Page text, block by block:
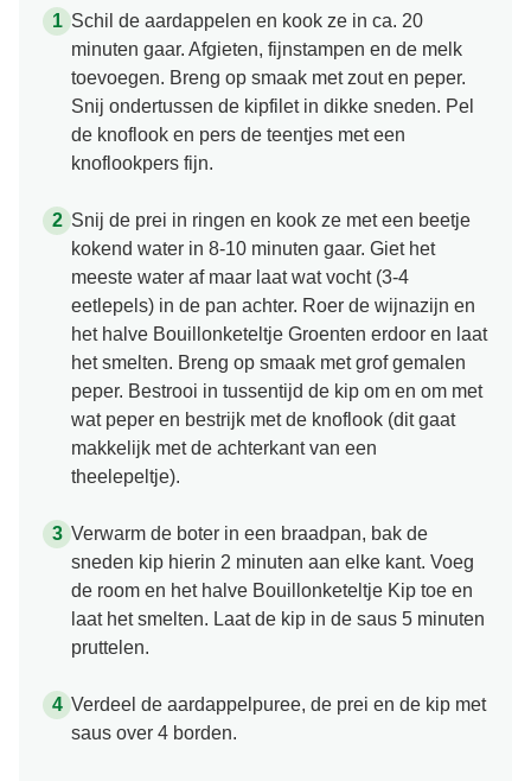
Schil de aardappelen en kook ze in ca. 20
minuten gaar. Afgieten, fijnstampen en de melk
toevoegen. Breng op smaak met zout en peper.
Snij ondertussen de kipfilet in dikke sneden. Pel
de knoflook en pers de teentjes met een
knoflookpers fijn.
Snij de prei in ringen en kook ze met een beetje
kokend water in 8-10 minuten gaar. Giet het
meeste water af maar laat wat vocht (3-4
eetlepels) in de pan achter. Roer de wijnazijn en
het halve Bouillonketeltje Groenten erdoor en laat
het smelten. Breng op smaak met grof gemalen
peper. Bestrooi in tussentijd de kip om en om met
wat peper en bestrijk met de knoflook (dit gaat
makkelijk met de achterkant van een
theelepeltje).
Verwarm de boter in een braadpan, bak de
sneden kip hierin 2 minuten aan elke kant. Voeg
de room en het halve Bouillonketeltje Kip toe en
laat het smelten. Laat de kip in de saus 5 minuten
pruttelen.
Verdeel de aardappelpuree, de prei en de kip met
saus over 4 borden.